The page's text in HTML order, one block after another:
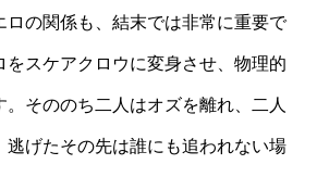
ロの関係も、結末では非常に重要で
をスケアクロウに変身させ、物理的
。そののち二人はオズを離れ、二人
逃げたその先は誰にも追われない場